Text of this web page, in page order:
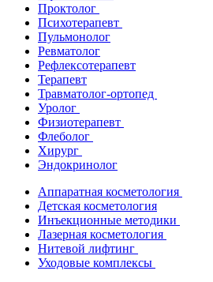
Проктолог
Психотерапевт
Пульмонолог
Ревматолог
Рефлексотерапевт
Терапевт
Травматолог-ортопед
Уролог
Физиотерапевт
Флеболог
Хирург
Эндокринолог
Аппаратная косметология
Детская косметология
Инъекционные методики
Лазерная косметология
Нитевой лифтинг
Уходовые комплексы